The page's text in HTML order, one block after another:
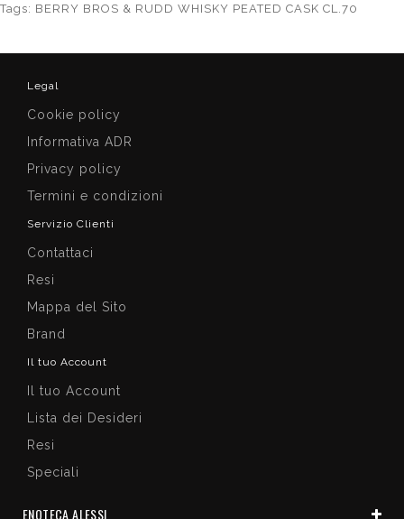
Tags: BERRY BROS & RUDD WHISKY PEATED CASK CL.70
Legal
Cookie policy
Informativa ADR
Privacy policy
Termini e condizioni
Servizio Clienti
Contattaci
Resi
Mappa del Sito
Brand
Il tuo Account
Il tuo Account
Lista dei Desideri
Resi
Speciali
ENOTECA ALESSI